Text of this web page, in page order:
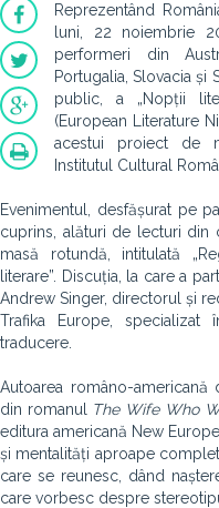
Reprezentând
luni, 22 noiembrie
performeri din
Portugalia, Slovacia și
public, a „Nopții
(European Literature
acestui proiect de
Institutul Cultural
Evenimentul, desfășurat pe
cuprins, alături de lecturi din
masă rotundă, intitulată
literare”. Discuția, la care a
Andrew Singer, directorul și
Trafika Europe,
traducere.
Autoarea româno-
din romanul The Wife Who
editura americană New
și mentalități aproape
care se reunesc, dând
care vorbesc despre